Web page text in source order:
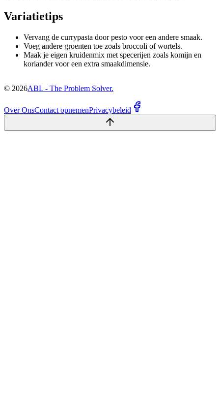
Variatietips
Vervang de currypasta door pesto voor een andere smaak.
Voeg andere groenten toe zoals broccoli of wortels.
Maak je eigen kruidenmix met specerijen zoals komijn en
koriander voor een extra smaakdimensie.
© 2026ABL - The Problem Solver.
Over OnsContact opnemenPrivacybeleid